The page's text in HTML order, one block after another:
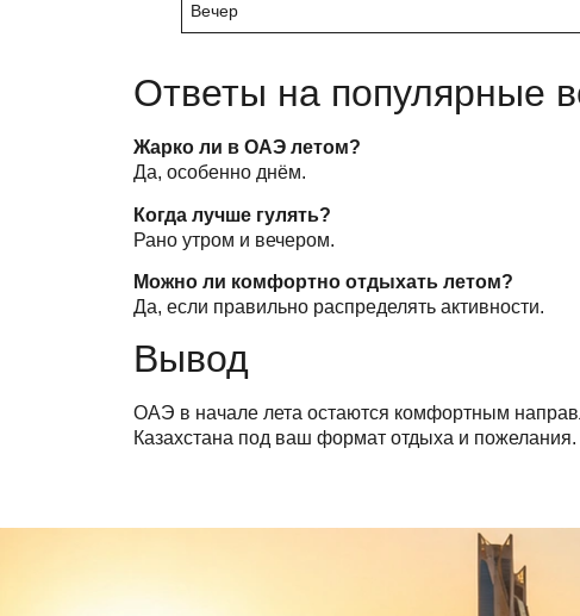
Вечер
Ответы на популярные
Жарко ли в ОАЭ летом?
Да, особенно днём.
Когда лучше гулять?
Рано утром и вечером.
Можно ли комфортно отдыхать летом?
Да, если правильно распределять активности.
Вывод
ОАЭ в начале лета остаются комфортным
Казахстана под ваш формат отдыха и пожелания.